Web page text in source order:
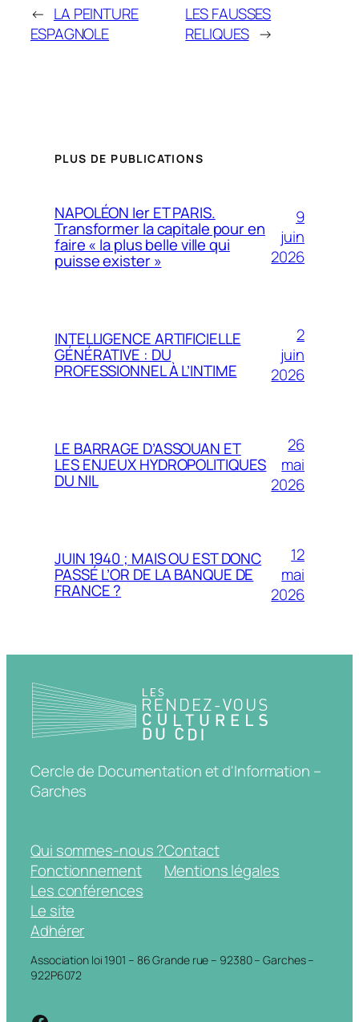
← LA PEINTURE
ESPAGNOLE
LES FAUSSES
RELIQUES →
PLUS DE PUBLICATIONS
NAPOLÉON Ier ET PARIS.
Transformer la capitale pour en
faire « la plus belle ville qui
puisse exister »
9
juin
2026
INTELLIGENCE ARTIFICIELLE
GÉNÉRATIVE : DU
PROFESSIONNEL À L’INTIME
2
juin
2026
LE BARRAGE D’ASSOUAN ET
LES ENJEUX HYDROPOLITIQUES
DU NIL
26
mai
2026
JUIN 1940 ; MAIS OU EST DONC
PASSÉ L’OR DE LA BANQUE DE
FRANCE ?
12
mai
2026
Cercle de Documentation et d'Information –
Garches
Qui sommes-nous ?
Fonctionnement
Les conférences
Le site
Adhérer
Contact
Mentions légales
Association loi 1901 – 86 Grande rue – 92380 – Garches –
922P6072